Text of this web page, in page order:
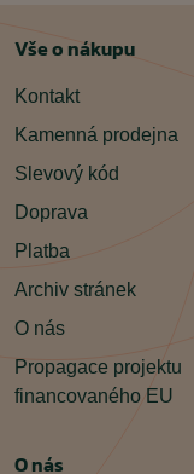
Vše o nákupu
Kontakt
Kamenná prodejna
Slevový kód
Doprava
Platba
Archiv stránek
O nás
Propagace projektu
financovaného EU
O nás